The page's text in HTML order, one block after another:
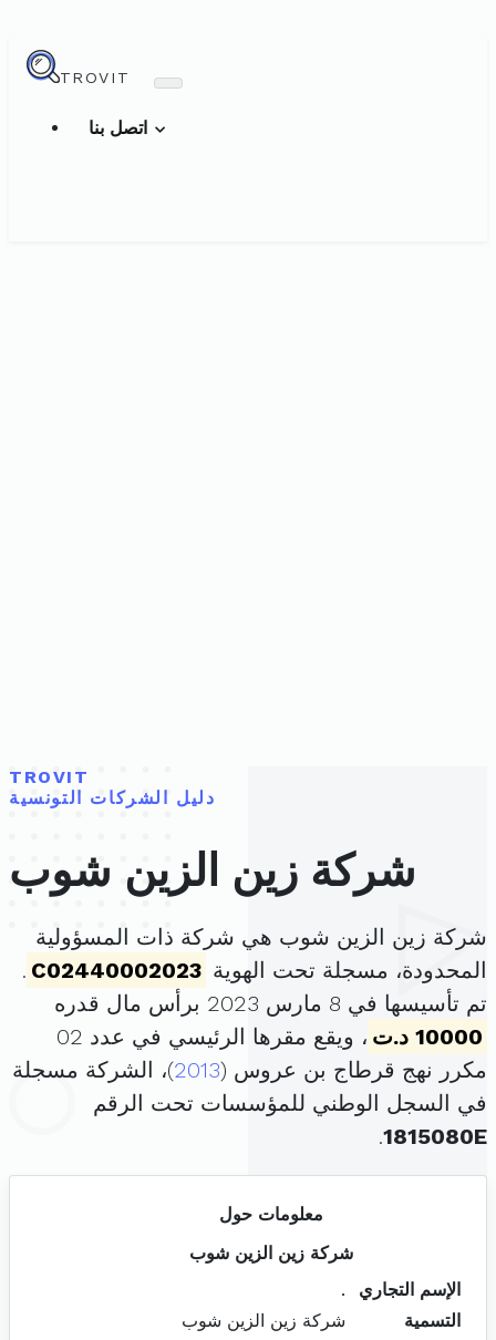
TROVIT
TROVIT
دليل الشركات التونسية
شركة زين الزين شوب
شركة زين الزين شوب هي شركة ذات المسؤولية
المحدودة، مسجلة تحت الهوية C02440002023
.
تم تأسيسها في 8 مارس 2023 برأس مال قدره
10000 د.ت
، ويقع مقرها الرئيسي في عدد 02
مكرر نهج قرطاج بن عروس (2013)، الشركة مسجلة
في السجل الوطني للمؤسسات تحت الرقم
1815080E
.
معلومات حول
شركة زين الزين شوب
الإسم التجاري
.
التسمية
شركة زين الزين شوب